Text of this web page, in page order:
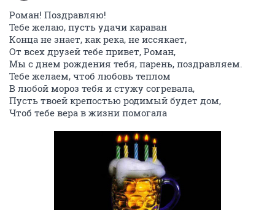
Роман! Поздравляю!
Тебе желаю, пусть удачи караван
Конца не знает, как река, не иссякает,
От всех друзей тебе привет, Роман,
Мы с днем рождения тебя, парень, поздравляем.
Тебе желаем, чтоб любовь теплом
В любой мороз тебя и стужу согревала,
Пусть твоей крепостью родимый будет дом,
Чтоб тебе вера в жизни помогала